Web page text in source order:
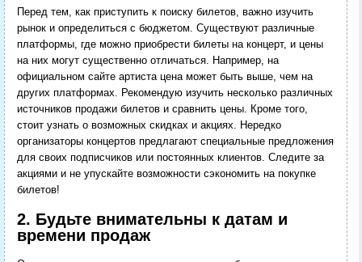
Перед тем, как приступить к поиску билетов, важно изучить
рынок и определиться с бюджетом. Существуют различные
платформы, где можно приобрести билеты на концерт, и цены
на них могут существенно отличаться. Например, на
официальном сайте артиста цена может быть выше, чем на
других платформах. Рекомендую изучить несколько различных
источников продажи билетов и сравнить цены. Кроме того,
стоит узнать о возможных скидках и акциях. Нередко
организаторы концертов предлагают специальные предложения
для своих подписчиков или постоянных клиентов. Следите за
акциями и не упускайте возможности сэкономить на покупке
билетов!
2. Будьте внимательны к датам и
времени продаж